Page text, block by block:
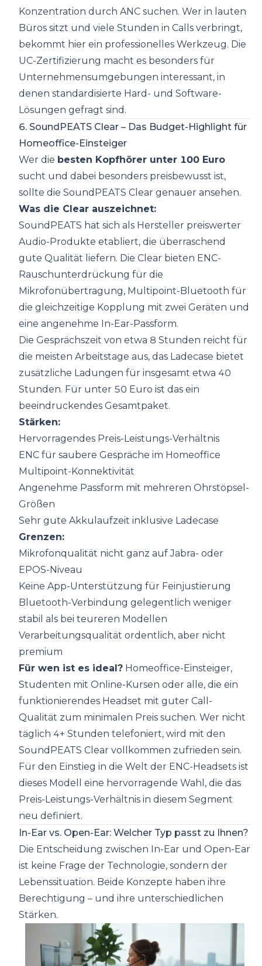
Konzentration durch ANC suchen. Wer in lauten
Büros sitzt und viele Stunden in Calls verbringt,
bekommt hier ein professionelles Werkzeug. Die
UC-Zertifizierung macht es besonders für
Unternehmensumgebungen interessant, in
denen standardisierte Hard- und Software-
Lösungen gefragt sind.
6. SoundPEATS Clear – Das Budget-Highlight für
Homeoffice-Einsteiger
Wer die besten Kopfhörer unter 100 Euro
sucht und dabei besonders preisbewusst ist,
sollte die SoundPEATS Clear genauer ansehen.
Was die Clear auszeichnet:
SoundPEATS hat sich als Hersteller preiswerter
Audio-Produkte etabliert, die überraschend
gute Qualität liefern. Die Clear bieten ENC-
Rauschunterdrückung für die
Mikrofonübertragung, Multipoint-Bluetooth für
die gleichzeitige Kopplung mit zwei Geräten und
eine angenehme In-Ear-Passform.
Die Gesprächszeit von etwa 8 Stunden reicht für
die meisten Arbeitstage aus, das Ladecase bietet
zusätzliche Ladungen für insgesamt etwa 40
Stunden. Für unter 50 Euro ist das ein
beeindruckendes Gesamtpaket.
Stärken:
Hervorragendes Preis-Leistungs-Verhältnis
ENC für saubere Gespräche im Homeoffice
Multipoint-Konnektivität
Angenehme Passform mit mehreren Ohrstöpsel-
Größen
Sehr gute Akkulaufzeit inklusive Ladecase
Grenzen:
Mikrofonqualität nicht ganz auf Jabra- oder
EPOS-Niveau
Keine App-Unterstützung für Feinjustierung
Bluetooth-Verbindung gelegentlich weniger
stabil als bei teureren Modellen
Verarbeitungsqualität ordentlich, aber nicht
premium
Für wen ist es ideal? Homeoffice-Einsteiger,
Studenten mit Online-Kursen oder alle, die ein
funktionierendes Headset mit guter Call-
Qualität zum minimalen Preis suchen. Wer nicht
täglich 4+ Stunden telefoniert, wird mit den
SoundPEATS Clear vollkommen zufrieden sein.
Für den Einstieg in die Welt der ENC-Headsets ist
dieses Modell eine hervorragende Wahl, die das
Preis-Leistungs-Verhältnis in diesem Segment
neu definiert.
In-Ear vs. Open-Ear: Welcher Typ passt zu Ihnen?
Die Entscheidung zwischen In-Ear und Open-Ear
ist keine Frage der Technologie, sondern der
Lebenssituation. Beide Konzepte haben ihre
Berechtigung – und ihre unterschiedlichen
Stärken.